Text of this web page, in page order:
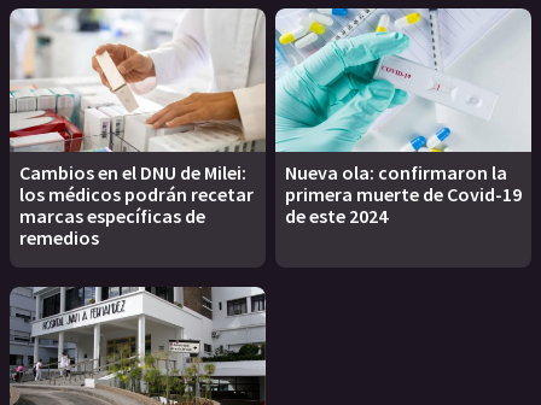
Cambios en el DNU de Milei:
los médicos podrán recetar
marcas específicas de
remedios
Nueva ola: confirmaron la
primera muerte de Covid-19
de este 2024